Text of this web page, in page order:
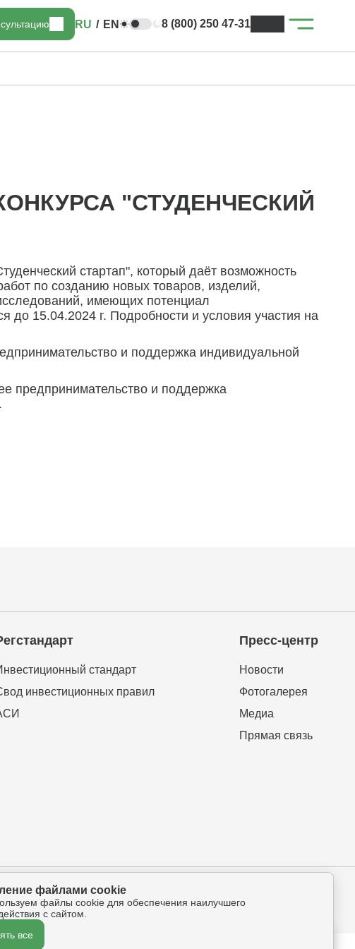
RU / EN 8 (800) 250 47-31
"СТУДЕНЧЕСКИЙ
стартап", который даёт возможность
по созданию новых товаров, изделий,
имеющих потенциал
до 15.04.2024 г. Подробности и условия участия на
и поддержка индивидуальной
предпринимательство и поддержка
стандарт
инвестиционных правил
Пресс-центр
Новости
Фотогалерея
Медиа
Прямая связь
Бурова-Петрова 112а, оф.325
файлами cookie
файлы cookie для обеспечения наилучшего
с сайтом.
все